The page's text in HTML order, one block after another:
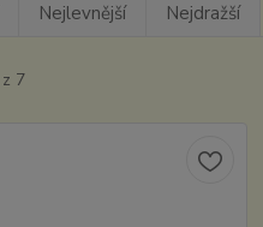
Nejlevnější Nejdražší
7